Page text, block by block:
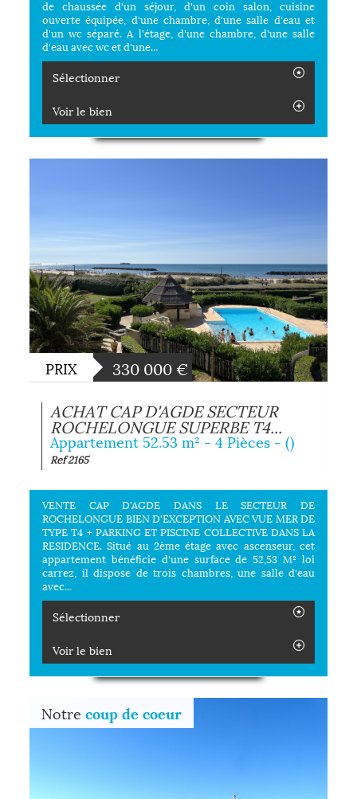
de chaussée d'un séjour, d'un coin salon, cuisine
ouverte équipée, d'une chambre, d'une salle d'eau et
d'un wc séparé. A l'étage, d'une chambre, d'une salle
d'eau avec wc et d'une...
Sélectionner
Voir le bien
PRIX 330 000€
ACHAT CAP D'AGDE SECTEUR
ROCHELONGUE SUPERBE T4...
Appartement 52.53 m² - 4 Pièces - ()
Ref 2165
VENTE CAP D'AGDE DANS LE SECTEUR DE
ROCHELONGUE BIEN D'EXCEPTION AVEC VUE MER DE
TYPE T4 + PARKING ET PISCINE COLLECTIVE DANS LA
RESIDENCE. Situé au 2ème étage avec ascenseur, cet
appartement bénéficie d'une surface de 52,53 M² loi
carrez, il dispose de trois chambres, une salle d'eau
avec...
Sélectionner
Voir le bien
Notre coup de coeur